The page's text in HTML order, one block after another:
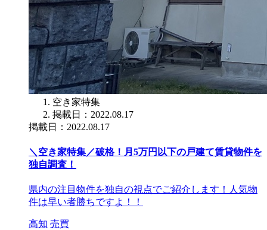
空き家特集
掲載日：2022.08.17
掲載日：2022.08.17
＼空き家特集／破格！月5万円以下の戸建て賃貸物件を
独自調査！
県内の注目物件を独自の視点でご紹介します！人気物
件は早い者勝ちですよ！！
高知 売買